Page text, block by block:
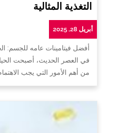
التغذية المثالية
أبريل 28, 2025
أفضل فيتامينات عامه للجسم:
في العصر الحديث، أصبحت
من أهم الأمور التي يجب